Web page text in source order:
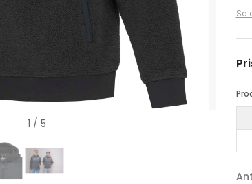
1 / 5
Se